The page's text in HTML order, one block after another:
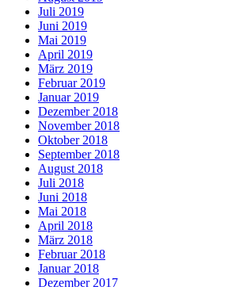
Juli 2019
Juni 2019
Mai 2019
April 2019
März 2019
Februar 2019
Januar 2019
Dezember 2018
November 2018
Oktober 2018
September 2018
August 2018
Juli 2018
Juni 2018
Mai 2018
April 2018
März 2018
Februar 2018
Januar 2018
Dezember 2017